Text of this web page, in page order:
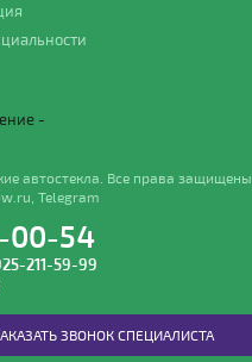
-
автостекла. Все права защищены.
Telegram
00-54
211-59-99
ЗВОНОК СПЕЦИАЛИСТА